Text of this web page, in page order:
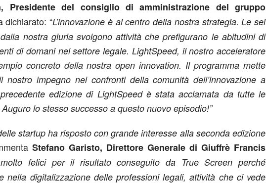
Presidente del consiglio di amministrazione del gruppo
dichiarato: “L’innovazione è al centro della nostra strategia. Le sei
nostra giuria svolgono attività che prefigurano le abitudini di
di domani nel settore legale. LightSpeed, il nostro acceleratore
concreto della nostra open innovation. Il programma mette
nostro impegno nei confronti della comunità dell’innovazione a
edizione di LightSpeed è stata acclamata da tutte le
lo stesso successo a questo nuovo episodio!”
startup ha risposto con grande interesse alla seconda edizione
Stefano Garisto, Direttore Generale di Giuffrè Francis
felici per il risultato conseguito da True Screen perché
nella digitalizzazione delle professioni legali, attività che ci vede